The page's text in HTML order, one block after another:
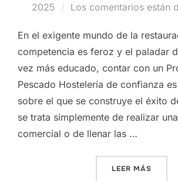
el
2025
Los comentarios están
En el exigente mundo de la
competencia es feroz y el paladar
vez más educado, contar con un
Pescado Hostelería de confianza
sobre el que se construye el éxito
se trata simplemente de realizar
comercial o de llenar las …
LEER MÁS